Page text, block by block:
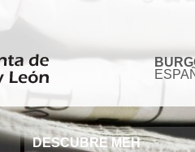
DESCUBRE MEH